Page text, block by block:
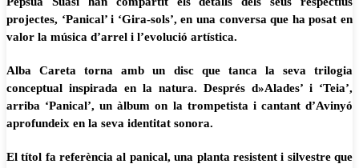
projectes, ‘Panical’ i ‘Gira-sols’, en una conversa que ha posat en
valor la música d’arrel i l’evolució artística.
Alba Careta torna amb un disc que tanca la seva trilogia
conceptual inspirada en la natura. Després d»Alades’ i ‘Teia’,
arriba ‘Panical’, un àlbum on la trompetista i cantant d’Avinyó
aprofundeix en la seva identitat sonora.
El títol fa referència al panical, una planta resistent i silvestre que